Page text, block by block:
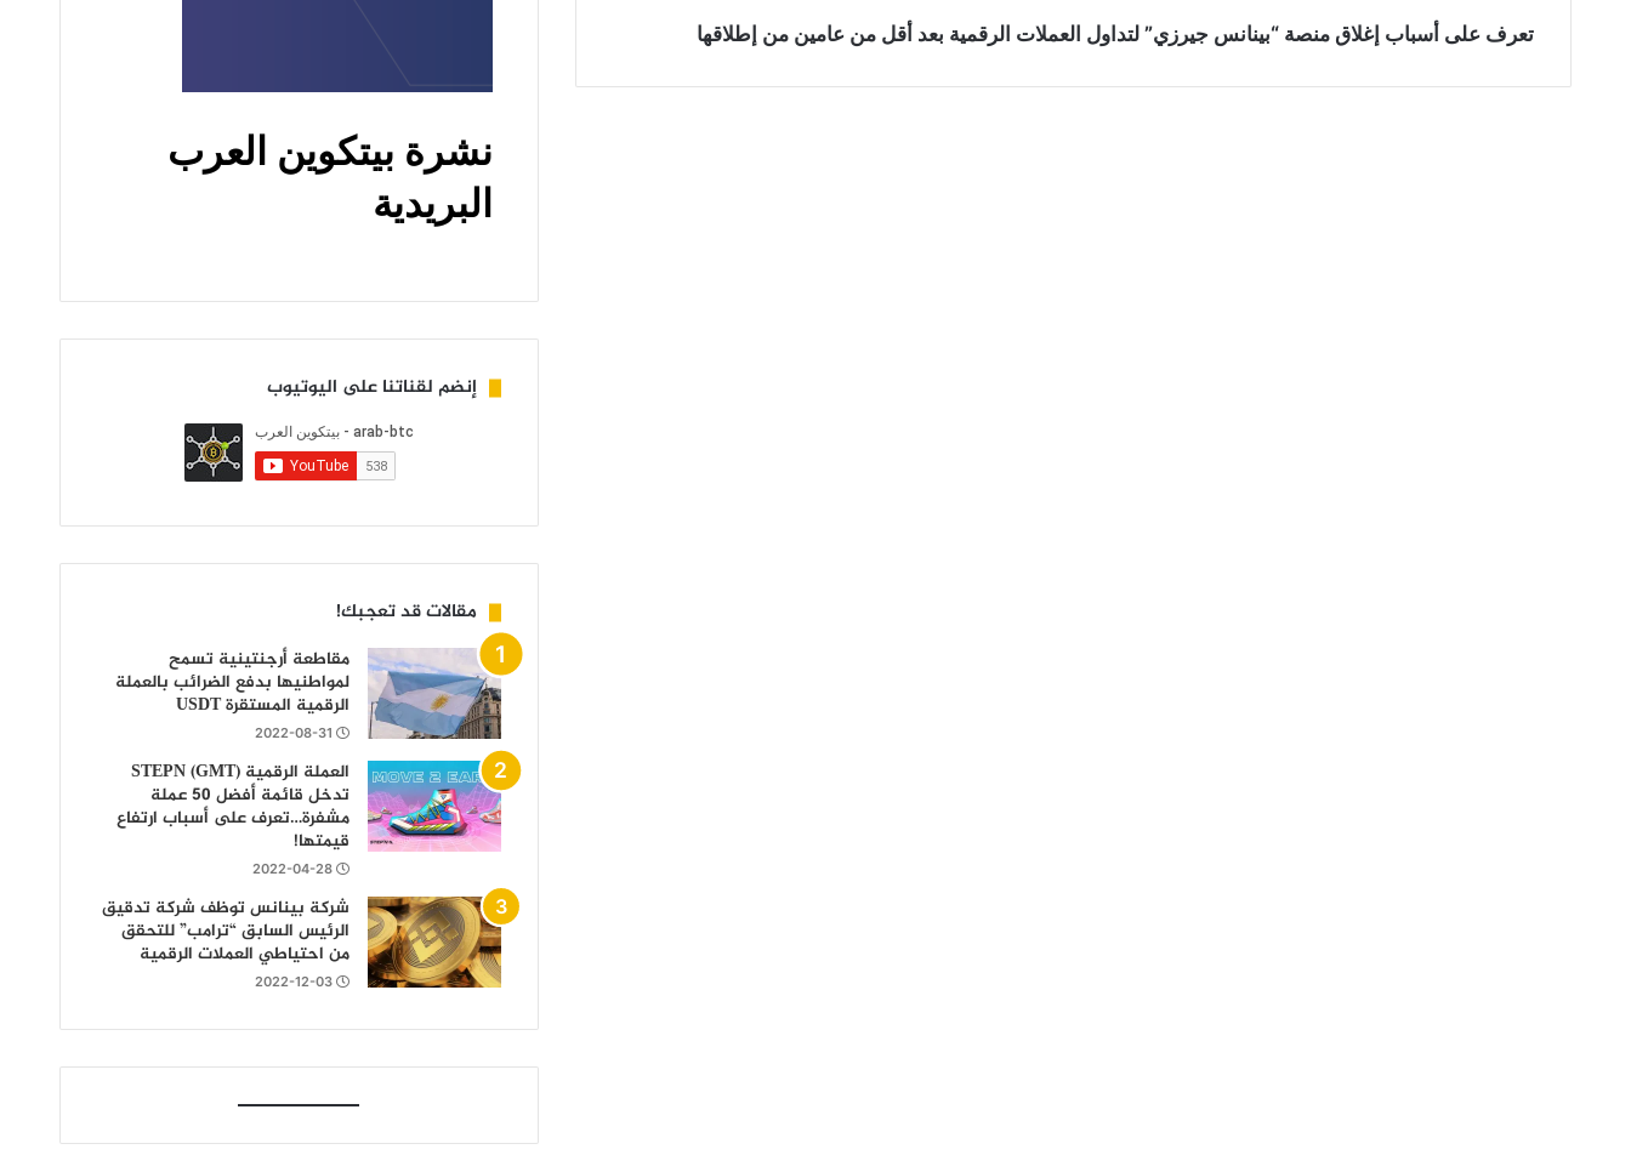
تعرف على أسباب إغلاق منصة “بينانس جيرزي” لتداول العملات الرقمية بعد أقل من عامين من إطلاقها
إنضم لقناتنا على اليوتيوب
مقالات قد تعجبك!
مقاطعة أرجنتينية تسمح
لمواطنيها بدفع الضرائب بالعملة
الرقمية المستقرة USDT
2022-08-31
العملة الرقمية STEPN (GMT)
تدخل قائمة أفضل 50 عملة
مشفرة…تعرف على أسباب ارتفاع
قيمتها!
2022-04-28
شركة بينانس توظف شركة تدقيق
الرئيس السابق “ترامب” للتحقق
من احتياطي العملات الرقمية
2022-12-03